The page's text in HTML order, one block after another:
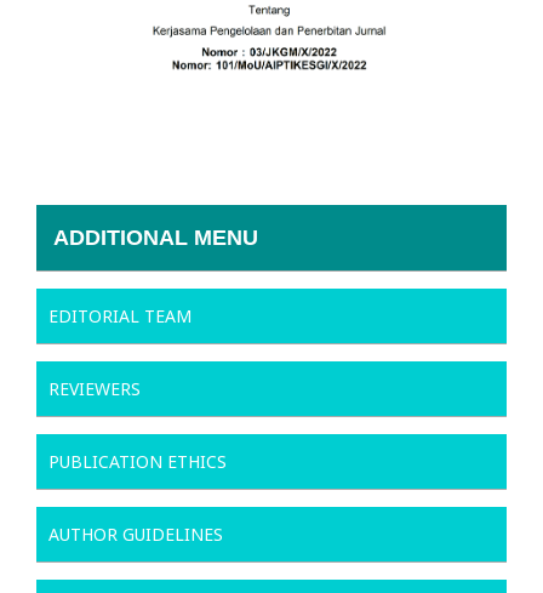
ADDITIONAL MENU
EDITORIAL TEAM
REVIEWERS
PUBLICATION ETHICS
AUTHOR GUIDELINES